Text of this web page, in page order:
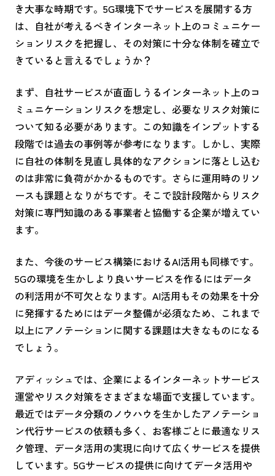
き大事な時期です。5G環境下でサービスを展開する方
は、自社が考えるべきインターネット上のコミュニケー
ションリスクを把握し、その対策に十分な体制を確立で
きていると言えるでしょうか？
まず、自社サービスが直面しうるインターネット上のコ
ミュニケーションリスクを想定し、必要なリスク対策に
ついて知る必要があります。この知識をインプットする
段階では過去の事例等が参考になります。しかし、実際
に自社の体制を見直し具体的なアクションに落とし込む
のは非常に負荷がかかるものです。さらに運用時のリソ
ースも課題となりがちです。そこで設計段階からリスク
対策に専門知識のある事業者と協働する企業が増えてい
ます。
また、今後のサービス構築におけるAI活用も同様です。
5Gの環境を生かしより良いサービスを作るにはデータ
の利活用が不可欠となります。AI活用もその効果を十分
に発揮するためにはデータ整備が必須なため、これまで
以上にアノテーションに関する課題は大きなものになる
でしょう。
アディッシュでは、企業によるインターネットサービス
運営やリスク対策をさまざまな場面で支援しています。
最近ではデータ分類のノウハウを生かしたアノテーショ
ン代行サービスの依頼も多く、お客様ごとに最適なリス
ク管理、データ活用の実現に向けて広くサービスを提供
しています。5Gサービスの提供に向けてデータ活用や